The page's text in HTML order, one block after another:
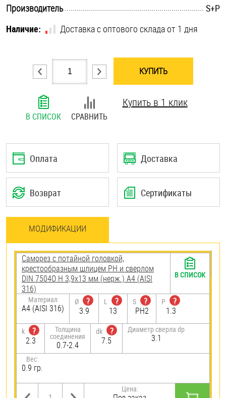
Производитель
S+P
Наличие:
Доставка с оптового склада от 1 дня
КУПИТЬ
В СПИСОК СРАВНИТЬ
Купить в 1 клик
Оплата Доставка
Возврат Сертификаты
МОДИФИКАЦИИ
Саморез с потайной головкой,
крестообразным шлицем PH и сверлом
DIN 7504O H 3,9х13 мм (нерж.) A4 (AISI
316)
Материал
A4 (AISI 316)
Ø
?
3.9
L
?
13
S
?
PH2
P
?
1.3
k
?
2.3
Толщина
соединения
0.7-2.4
dk
?
7.5
Диаметр сверла dp
3.1
Вес:
0.9 гр.
Цена:
В СПИСОК